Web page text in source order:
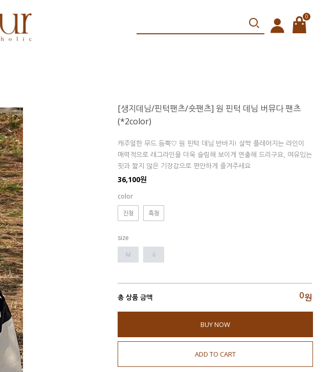
0
[생지데님/핀턱팬츠/숏팬츠] 원 핀턱 데님 버뮤다 팬츠
(*2color)
캐주얼한 무드 듬뿍♡ 원 핀턱 데님 반바지! 살짝 플레어지는 라인이
매력적으로 레그라인을 더욱 슬림해 보이게 연출해 드리구요, 여유있는
핏과 짧지 않은 기장감으로 편안하게 즐겨주세요
36,100원
color
진청
흑청
size
M
S
총 상품 금액 0원
BUY NOW
ADD TO CART